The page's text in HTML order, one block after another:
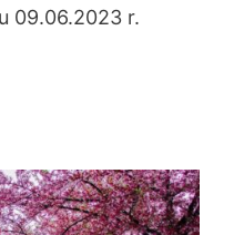
09.06.2023 r.